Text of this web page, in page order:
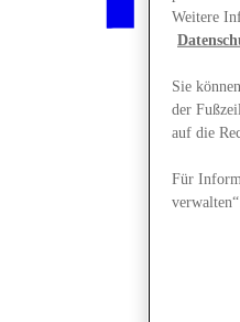
Weitere
Sie
der
auf die
Für